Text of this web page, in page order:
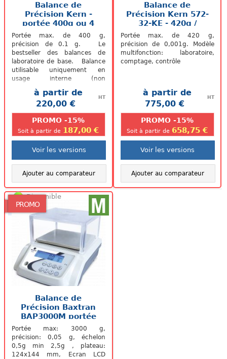
Balance de
Précision Kern -
portée 400g ou 4
kg
Portée max. de 400 g,
précision de 0.1 g. Le
bestseller des balances de
laboratoire de base. Balance
utilisable uniquement en
usage interne (non
homologable). Son plus: -
Détermination...
à partir de
220,00 €
HT
PROMO -15%
Soit à partir de 187,00 €
Voir les versions
Ajouter au comparateur
Balance de
Précision Kern 572-
32-KE - 420g /
0.001g
Portée max. de 420 g,
précision de 0,001g. Modèle
multifonction: laboratoire,
comptage, contrôle
à partir de
775,00 €
HT
PROMO -15%
Soit à partir de 658,75 €
Voir les versions
Ajouter au comparateur
PROMO
Disponible
Balance de
Précision Baxtran
BAP3000M portée
3kg...
Portée max: 3000 g,
précision: 0,05 g, échelon
0,5g min 2,5g , plateau:
124x144 mm, Ecran LCD